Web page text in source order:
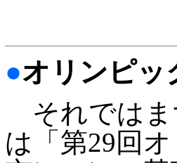
●オリンピッ
それではま
は「第29回